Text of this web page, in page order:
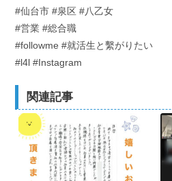
#仙台市 #泉区 #八乙女
#営業 #総合職
#followme #就活生と繫がりたい
#l4l #Instagram
関連記事